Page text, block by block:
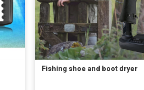
Fishing shoe and boot dryer